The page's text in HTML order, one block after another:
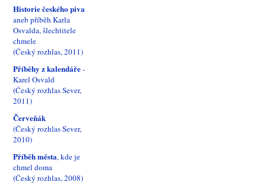
Historie českého piva
aneb příběh Karla
Osvalda, šlechtitele
chmele
(Český rozhlas, 2011)
Příběhy z kalendáře-
Karel Osvald
(Český rozhlas Sever,
2011)
Červeňák
(Český rozhlas Sever,
2010)
Příběh města, kde je
chmel doma
(Český rozhlas, 2008)